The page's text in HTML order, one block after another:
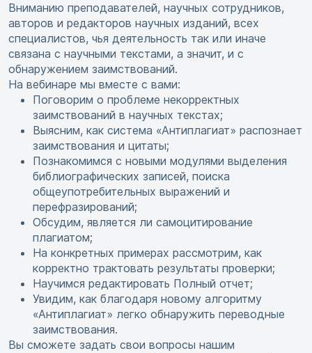
Вниманию преподавателей, научных сотрудников,
авторов и редакторов научных изданий, всех
специалистов, чья деятельность так или иначе
связана с научными текстами, а значит, и с
обнаружением заимствований.
На вебинаре мы вместе с вами:
Поговорим о проблеме некорректных
заимствований в научных текстах;
Выясним, как система «Антиплагиат» распознает
заимствования и цитаты;
Познакомимся с новыми модулями выделения
библиографических записей, поиска
общеупотребительных выражений и
перефразирований;
Обсудим, является ли самоцитирование
плагиатом;
На конкретных примерах рассмотрим, как
корректно трактовать результаты проверки;
Научимся редактировать Полный отчет;
Увидим, как благодаря новому алгоритму
«Антиплагиат» легко обнаружить переводные
заимствования.
Вы сможете задать свои вопросы нашим